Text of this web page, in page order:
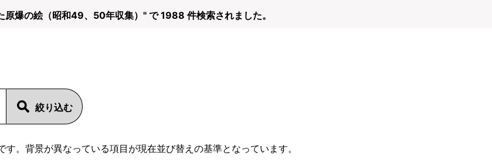
原爆の絵（昭和49、50年収集）" で 1988 件検索されました。
。背景が異なっている項目が現在並び替えの基準となっています。